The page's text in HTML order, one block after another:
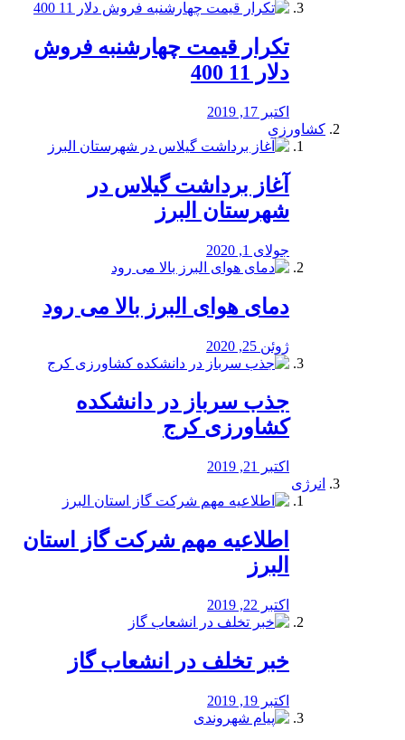
تکرار قیمت چهارشنبه فروش
دلار 11 400
اکتبر 17, 2019
کشاورزی
آغاز برداشت گیلاس در
شهرستان البرز
جولای 1, 2020
دمای هوای البرز بالا می رود
ژوئن 25, 2020
جذب سرباز در دانشکده
کشاورزی کرج
اکتبر 21, 2019
انرژی
️اطلاعیه مهم شرکت گاز استان
البرز
اکتبر 22, 2019
خبر تخلف در انشعاب گاز
اکتبر 19, 2019